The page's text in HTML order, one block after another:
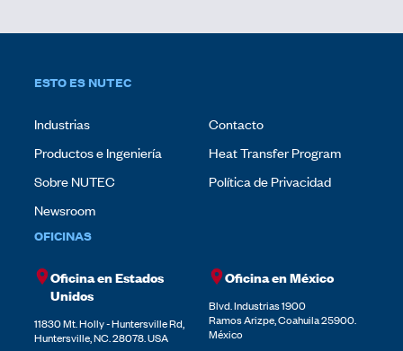
ESTO ES NUTEC
Industrias
Productos e Ingeniería
Sobre NUTEC
Newsroom
Contacto
Heat Transfer Program
Política de Privacidad
OFICINAS
Oficina en Estados
Unidos
11830 Mt. Holly - Huntersville Rd,
Huntersville, NC. 28078. USA
Oficina en México
Blvd. Industrias 1900
Ramos Arizpe, Coahuila 25900.
México